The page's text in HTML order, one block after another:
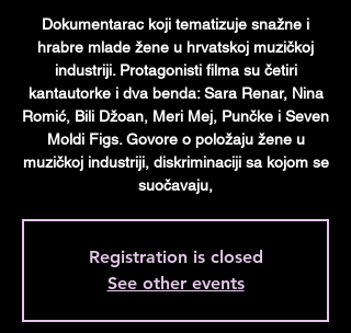
Dokumentarac koji tematizuje snažne i
hrabre mlade žene u hrvatskoj muzičkoj
industriji. Protagonisti filma su četiri
kantautorke i dva benda: Sara Renar, Nina
Romić, Bili Džoan, Meri Mej, Punčke i Seven
Moldi Figs. Govore o položaju žene u
muzičkoj industriji, diskriminaciji sa kojom se
suočavaju,
Registration is closed
See other events